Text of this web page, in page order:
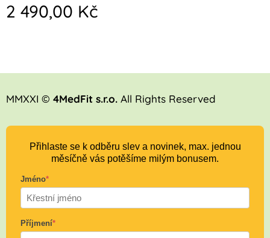
2 490,00 Kč
MMXXI © 4MedFit s.r.o. All Rights Reserved
Přihlaste se k odběru slev a novinek, max. jednou
měsíčně vás potěšíme milým bonusem.
Jméno*
Příjmení*